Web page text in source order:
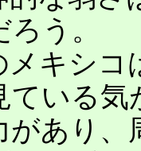
う。
キシコ
ている
があり、